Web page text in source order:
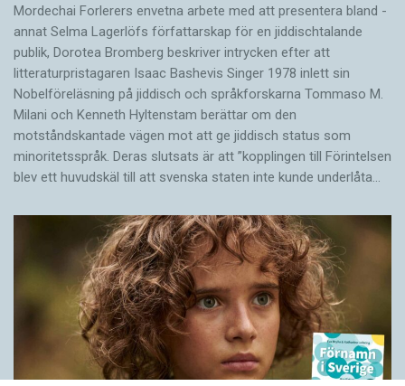
Morde­chai Forlerers envetna arbete med att presentera bland ­
annat Selma Lagerlöfs författarskap för en jiddisch­talande
publik, Dorotea Bromberg beskriver intrycken efter att
litteraturpristagaren Isaac Bashevis Singer 1978 inlett sin
Nobelföreläsning på jiddisch och språkforskarna Tommaso M.
Milani och Kenneth Hyltenstam berättar om den
motståndskantade vägen mot att ge jiddisch status som
minoritetsspråk. Deras slutsats är att ”kopplingen till Förintelsen
blev ett huvud­skäl till att svenska staten inte kunde underlåta…